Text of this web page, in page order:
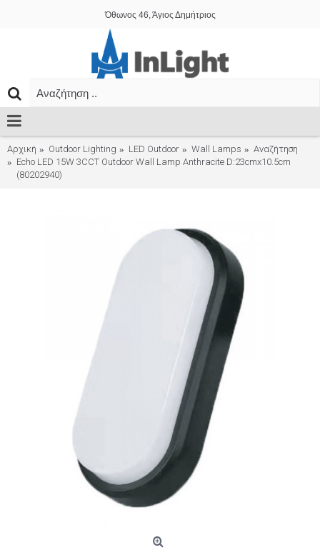
Όθωνος 46, Άγιος Δημήτριος
Αρχική Outdoor Lighting LED Outdoor Wall Lamps
Αναζήτηση
Echo LED 15W 3CCT Outdoor Wall Lamp Anthracite D:23cmx10.5cm
(80202940)